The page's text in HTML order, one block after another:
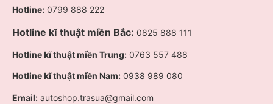
Hotline: 0799 888 222
Hotline kĩ thuật miền Bắc: 0825 888 111
Hotline kĩ thuật miền Trung: 0763 557 488
Hotline kĩ thuật miền Nam: 0938 989 080
Email: autoshop.trasua@gmail.com